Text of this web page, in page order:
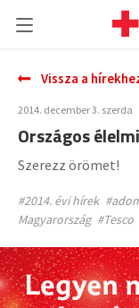
Vissza a
2014. december 3. szerda
Országos
Szerezz örömet!
#2014. évi hírek
Magyarország #Tesco